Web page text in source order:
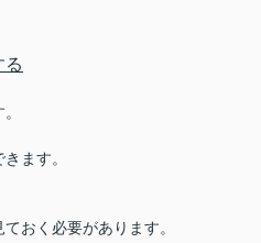
る
ます。
おく必要があります。